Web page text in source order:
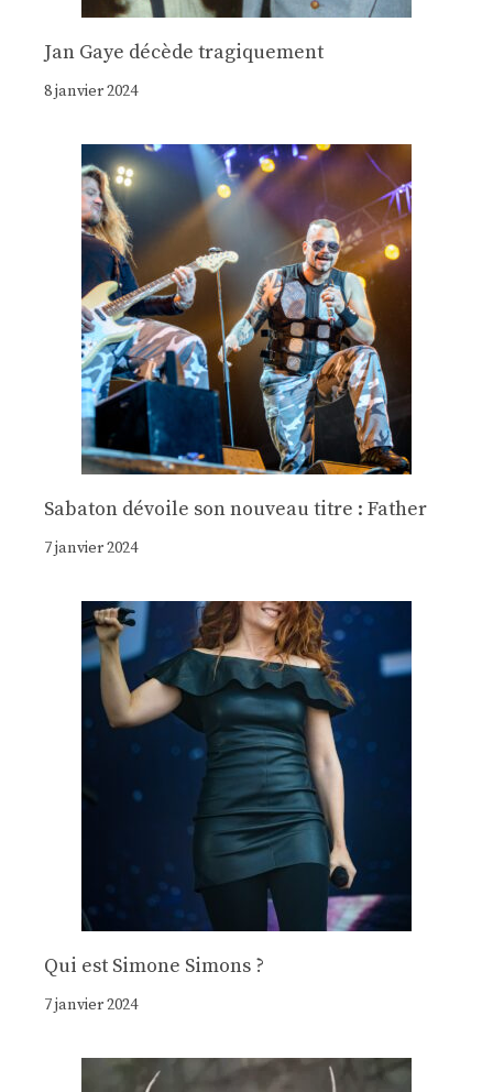
Jan Gaye décède tragiquement
8 janvier 2024
Sabaton dévoile son nouveau titre : Father
7 janvier 2024
Qui est Simone Simons ?
7 janvier 2024